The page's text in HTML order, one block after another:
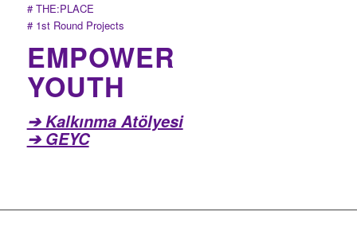
# THE:PLACE
# 1st Round Projects
EMPOWER
YOUTH
➔ Kalkınma Atölyesi
➔ GEYC